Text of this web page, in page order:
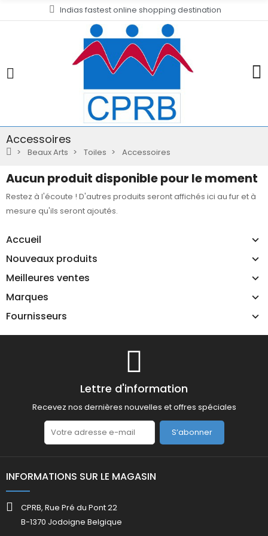
Indias fastest online shopping destination
Accessoires
Beaux Arts Toiles Accessoires
Accueil
Nouveaux produits
Meilleures ventes
Marques
Fournisseurs
Aucun produit disponible pour le moment
Restez à l'écoute ! D'autres produits seront affichés ici au fur et à
mesure qu'ils seront ajoutés.
Lettre d'information
Recevez nos dernières nouvelles et offres spéciales
S’abonner
INFORMATIONS SUR LE MAGASIN
CPRB, Rue Pré du Pont 22
B-1370 Jodoigne Belgique